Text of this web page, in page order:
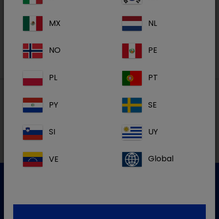
S'inscrire
Nos adresses
Service clientèle
MX NL
NO PE
PL PT
PY SE
SI UY
VE Global